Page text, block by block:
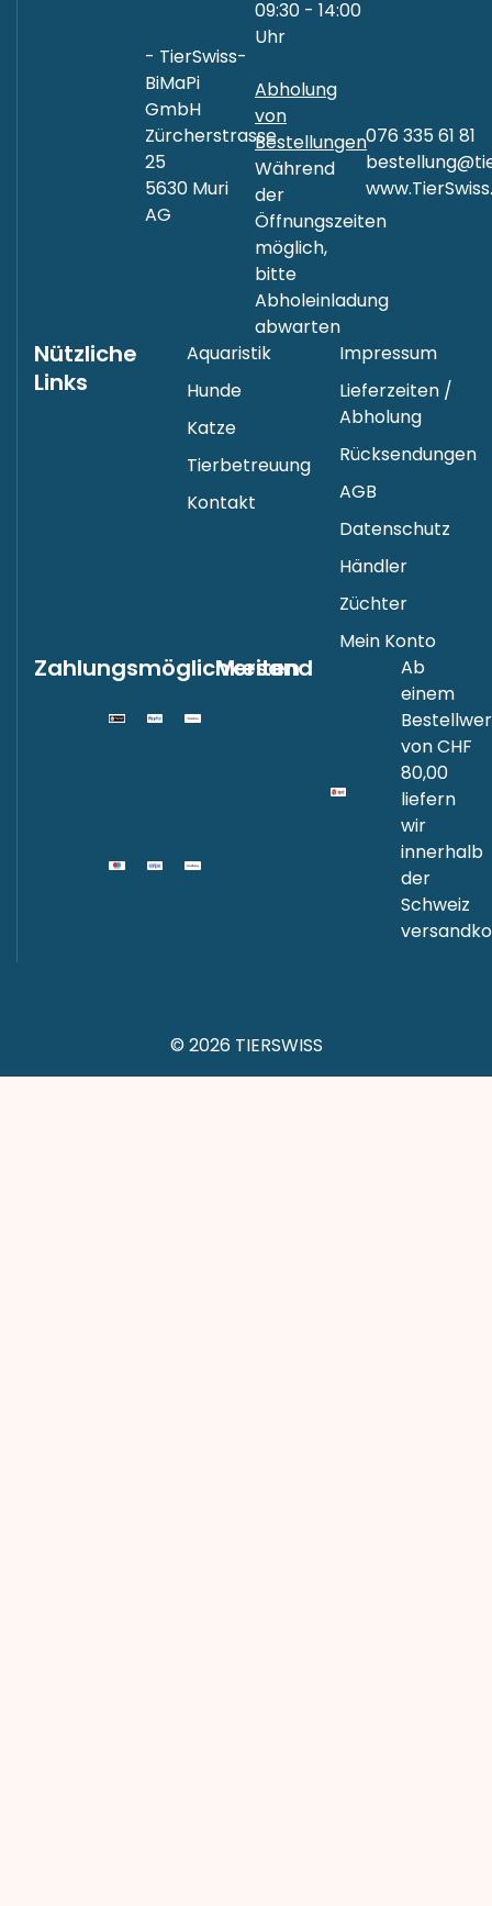
- TierSwiss-
BiMaPi
GmbH
Zürcherstrasse
25
5630 Muri
AG
09:30 - 14:00
Uhr
Abholung
von
Bestellungen
Während
der
Öffnungszeiten
möglich,
bitte
Abholeinladung
abwarten
076 335 61 81
Nützliche
Links
Aquaristik
Hunde
Katze
Tierbetreuung
Kontakt
Impressum
Lieferzeiten /
Abholung
Rücksendungen
AGB
Datenschutz
Händler
Züchter
Mein Konto
Zahlungsmöglichkeiten
Versand
Ab
einem
von CHF
80,00
liefern
wir
innerhalb
der
Schweiz
© 2026 TIERSWISS